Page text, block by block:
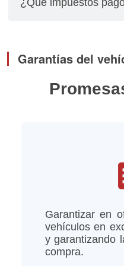
relacionados con
¿Qué impuestos
tomando en cuenta el
Garantías del
Garantizar en
vehículos en
y garantizando
compra.